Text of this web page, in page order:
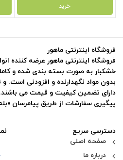
خرید
دسترسی سریع
صفحه اصلی
درباره ما
فروشگاه اینترنتی ماهور
فروشگاه اینترنتی ماهور عرضه کننده
خشکبار به صورت بسته بندی شده و
بدون مواد نگهدارنده و افزودنی است.
دارای تضمین کیفیت و قیمت می باشند.
پیگیری سفارشات از طریق پیامرسان «بله» با این